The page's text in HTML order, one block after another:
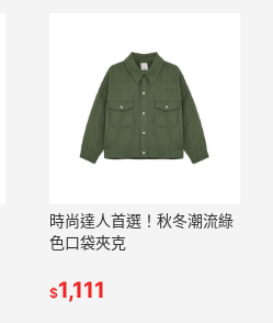
時尚達人首選！秋冬潮流綠
色口袋夾克
$1,111